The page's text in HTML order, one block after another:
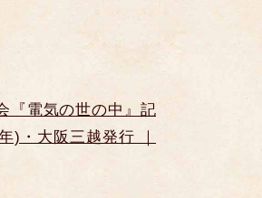
『電気の世の中』記
)・大阪三越発行 ｜